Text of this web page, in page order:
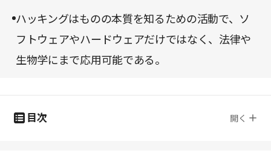
ハッキングはものの本質を知るための活動で、ソ
フトウェアやハードウェアだけではなく、法律や
生物学にまで応用可能である。
目次 開く